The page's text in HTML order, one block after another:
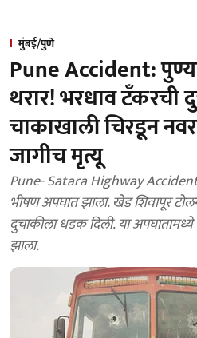
मुंबई/पुणे
Pune Accident:
थरार! भरधाव टँकरची
चाकाखाली चिरडून
जागीच मृत्यू
Pune- Satara Highway Accident:
भीषण अपघात झाला. खेड शिवापूर
दुचाकीला धडक दिली. या
झाला.